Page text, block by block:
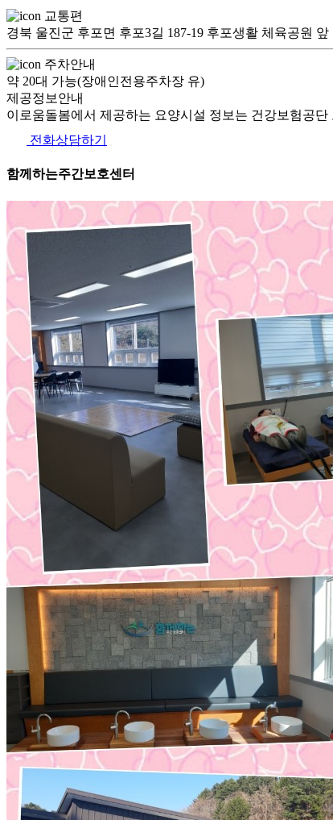
교통편
경북 울진군 후포면 후포3길 187-19 후포생활 체육공원 앞
주차안내
약 20대 가능(장애인전용주차장 유)
제공정보안내
이로움돌봄에서 제공하는 요양시설 정보는 건강보험공
전화상담하기
함께하는주간보호센터